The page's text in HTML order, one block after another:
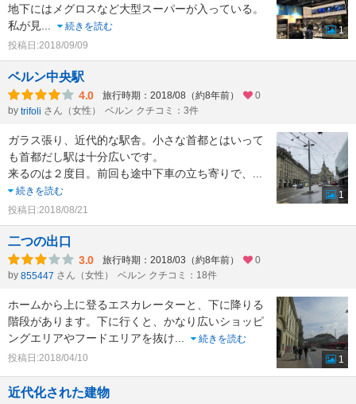
地下にはメグロスなど大型スーパーが入っている。
私が見
続きを読む
投稿日:2018/09/09
1
ベルン中央駅
4.0 旅行時期：2018/08（約8年前）
0
by trifoli さん（女性） ベルン クチコミ：3件
ガラス張り、近代的な駅舎。小さな首都とはいって
も首都だし駅は十分広いです。
来るのは２度目。前回も途中下車の立ち寄りで、
続きを読む
投稿日:2018/08/21
1
二つの出口
3.0 旅行時期：2018/03（約8年前）
0
by 855447 さん（女性） ベルン クチコミ：18件
ホームから上に登るエスカレーターと、下に降りる
階段があります。下に行くと、かなり広いショッピ
ングエリアやフードエリアを抜け
続きを読む
投稿日:2018/04/10
1
近代化された建物